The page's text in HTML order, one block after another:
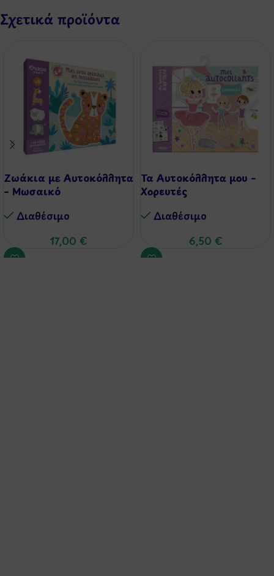
Σχετικά προϊόντα
Ζωάκια με Αυτοκόλλητα
– Μωσαικό
Διαθέσιμo
17,00 €
Τα Αυτοκόλλητα μου –
Χορευτές
Διαθέσιμo
6,50 €